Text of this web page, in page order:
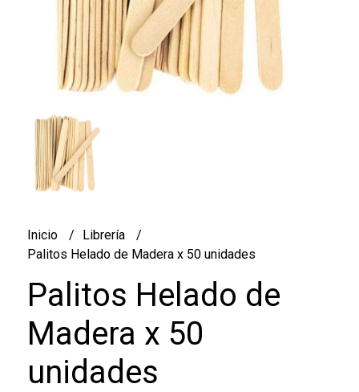
Inicio
Librería
Palitos Helado de Madera x 50 unidades
Palitos Helado de
Madera x 50
unidades